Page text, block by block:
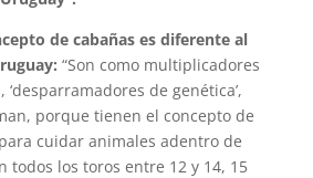
de cabañas es diferente al
“Son como multiplicadores
‘desparramadores de genética’,
porque tienen el concepto de
cuidar animales adentro de
todos los toros entre 12 y 14, 15